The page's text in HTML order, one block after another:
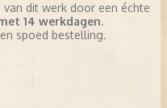
dit werk door een échte
14 werkdagen.
spoed bestelling.